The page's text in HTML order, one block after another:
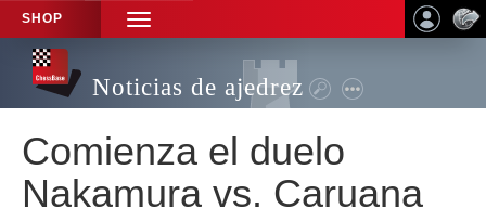
SHOP
TOGGLE
NAVIGATION
Noticias de ajedrez
Comienza el duelo
Nakamura vs. Caruana